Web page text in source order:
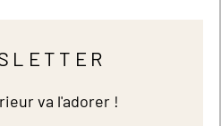
va l'adorer !